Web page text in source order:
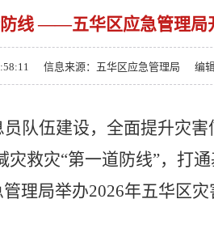
线 ——五华区应急管理局
信息来源：五华区应急管理局 编
队伍建设，全面提升灾
灾救灾“第一道防线”，打
管理局举办2026年五华区